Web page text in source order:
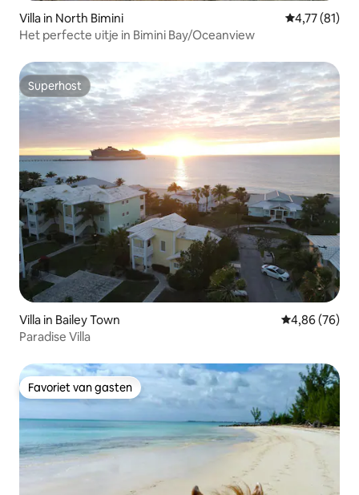
Villa in North Bimini Gemiddelde
4,77 (81)
Het perfecte uitje in Bimini Bay/Oceanview
Superhost
Superhost
Villa in Bailey Town Gemiddelde
4,86 (76)
Paradise Villa
Favoriet van gasten
Favoriet van gasten